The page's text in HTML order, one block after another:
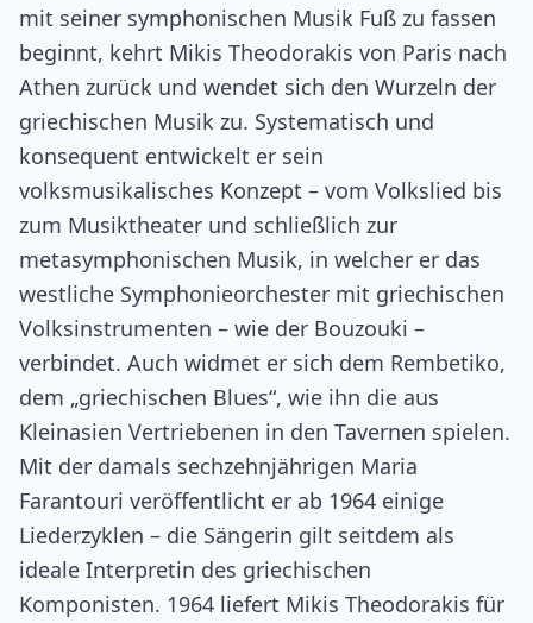
mit seiner symphonischen Musik Fuß zu fassen
beginnt, kehrt Mikis Theodorakis von Paris nach
Athen zurück und wendet sich den Wurzeln der
griechischen Musik zu. Systematisch und
konsequent entwickelt er sein
volksmusikalisches Konzept – vom Volkslied bis
zum Musiktheater und schließlich zur
metasymphonischen Musik, in welcher er das
westliche Symphonieorchester mit griechischen
Volksinstrumenten – wie der Bouzouki –
verbindet. Auch widmet er sich dem Rembetiko,
dem „griechischen Blues“, wie ihn die aus
Kleinasien Vertriebenen in den Tavernen spielen.
Mit der damals sechzehnjährigen Maria
Farantouri veröffentlicht er ab 1964 einige
Liederzyklen – die Sängerin gilt seitdem als
ideale Interpretin des griechischen
Komponisten. 1964 liefert Mikis Theodorakis für